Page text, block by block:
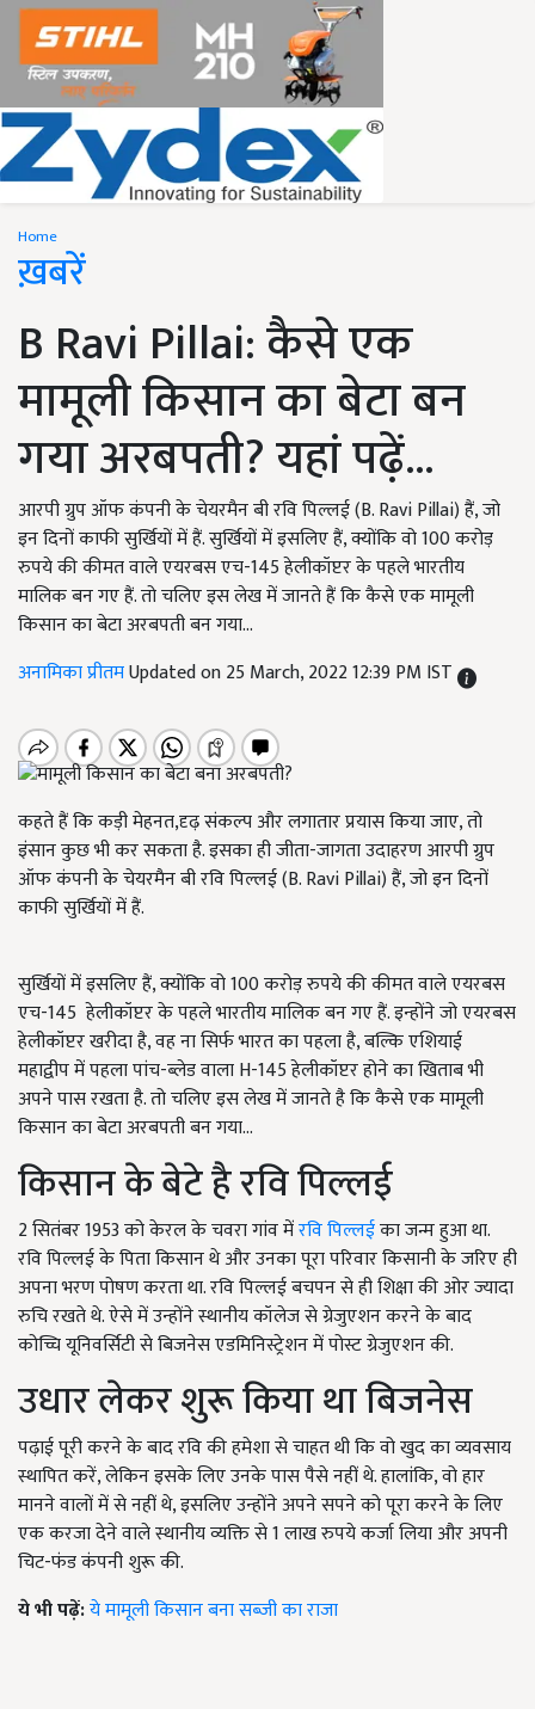
Home
ख़बरें
B Ravi Pillai: कैसे एक
मामूली किसान का बेटा बन
गया अरबपती? यहां पढ़ें...
आरपी ग्रुप ऑफ कंपनी के चेयरमैन बी रवि पिल्लई (B. Ravi Pillai) हैं, जो
इन दिनों काफी सुर्खियों में हैं. सुर्खियों में इसलिए हैं, क्योंकि वो 100 करोड़
रुपये की कीमत वाले एयरबस एच-145 हेलीकॉप्टर के पहले भारतीय
मालिक बन गए हैं. तो चलिए इस लेख में जानते हैं कि कैसे एक मामूली
किसान का बेटा अरबपती बन गया...
अनामिका प्रीतमUpdated on 25 March, 2022 12:39 PM IST
कहते हैं कि कड़ी मेहनत,दृढ़ संकल्प और लगातार प्रयास किया जाए, तो
इंसान कुछ भी कर सकता है. इसका ही जीता-जागता उदाहरण आरपी ग्रुप
ऑफ कंपनी के चेयरमैन बी रवि पिल्लई (B. Ravi Pillai) हैं, जो इन दिनों
काफी सुर्खियों में हैं.
सुर्खियों में इसलिए हैं, क्योंकि वो 100 करोड़ रुपये की कीमत वाले एयरबस
एच-145 हेलीकॉप्टर के पहले भारतीय मालिक बन गए हैं. इन्होंने जो एयरबस
हेलीकॉप्टर खरीदा है, वह ना सिर्फ भारत का पहला है, बल्कि एशियाई
महाद्वीप में पहला पांच-ब्लेड वाला H-145 हेलीकॉप्टर होने का खिताब भी
अपने पास रखता है. तो चलिए इस लेख में जानते है कि कैसे एक मामूली
किसान का बेटा अरबपती बन गया...
किसान के बेटे है रवि पिल्लई
2 सितंबर 1953 को केरल के चवरा गांव मेंरवि पिल्लईका जन्म हुआ था.
रवि पिल्लई के पिता किसान थे और उनका पूरा परिवार किसानी के जरिए ही
अपना भरण पोषण करता था. रवि पिल्लई बचपन से ही शिक्षा की ओर ज्यादा
रुचि रखते थे. ऐसे में उन्होंने स्थानीय कॉलेज से ग्रेजुएशन करने के बाद
कोच्चि यूनिवर्सिटी से बिजनेस एडमिनिस्ट्रेशन में पोस्ट ग्रेजुएशन की.
उधार लेकर शुरू किया था बिजनेस
पढ़ाई पूरी करने के बाद रवि की हमेशा से चाहत थी कि वो खुद का व्यवसाय
स्थापित करें, लेकिन इसके लिए उनके पास पैसे नहीं थे. हालांकि, वो हार
मानने वालों में से नहीं थे, इसलिए उन्होंने अपने सपने को पूरा करने के लिए
एक करजा देने वाले स्थानीय व्यक्ति से 1 लाख रुपये कर्जा लिया और अपनी
चिट-फंड कंपनी शुरू की.
ये भी पढ़ें:ये मामूली किसान बना सब्ज़ी का राजा